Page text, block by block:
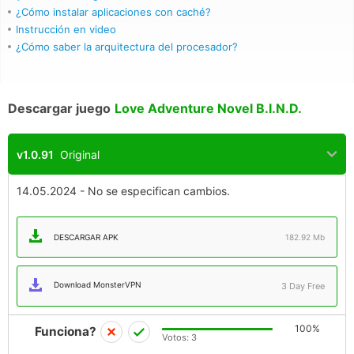
¿Cómo instalar aplicaciones con caché?
Instrucción en video
¿Cómo saber la arquitectura del procesador?
Descargar juego Love Adventure Novel B.I.N.D.
v1.0.91 Original
14.05.2024 - No se especifican cambios.
DESCARGAR APK 182.92 Mb
Download MonsterVPN 3 Day Free
Funciona? 100%
Votos: 3